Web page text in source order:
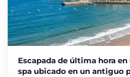
Escapada de última hora
spa ubicado en un antiguo